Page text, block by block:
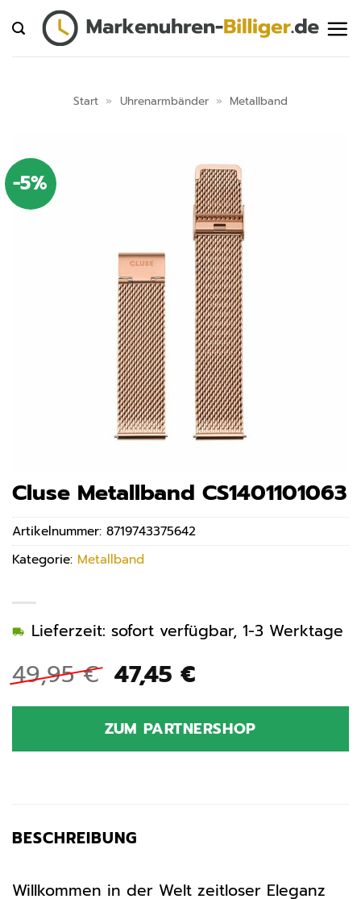
Inhalt
springen
Start » Uhrenarmbänder » Metallband
-5%
Cluse Metallband CS1401101063
49,95€ Ursprünglicher
Preis
war:
49,95 €
47,45 €Aktueller
ist:
47,45 €.
Lieferzeit: sofort verfügbar, 1-3 Werktage
ZUM PARTNERSHOP
Artikelnummer: 8719743375642
Kategorie: Metallband
BESCHREIBUNG
Willkommen in der Welt zeitloser Eleganz